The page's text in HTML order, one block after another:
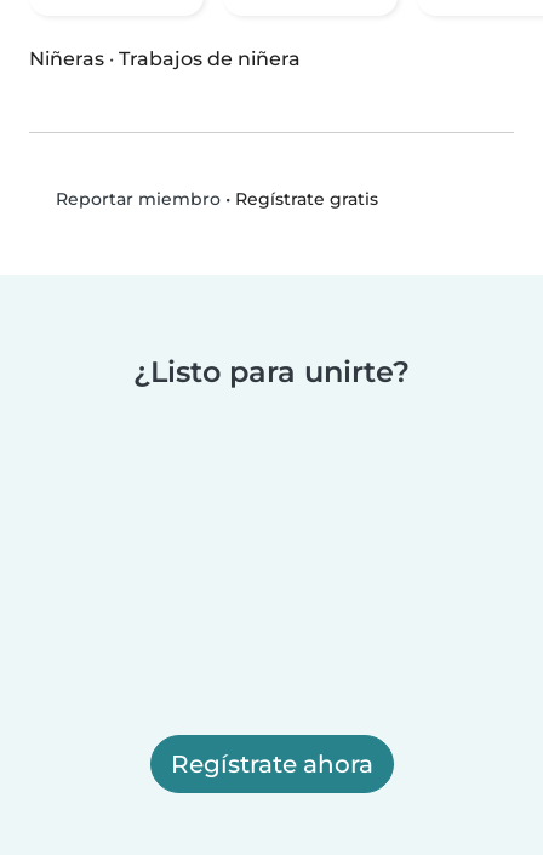
Niñeras · Trabajos de niñera
Reportar miembro• Regístrate gratis
¿Listo para unirte?
Regístrate ahora